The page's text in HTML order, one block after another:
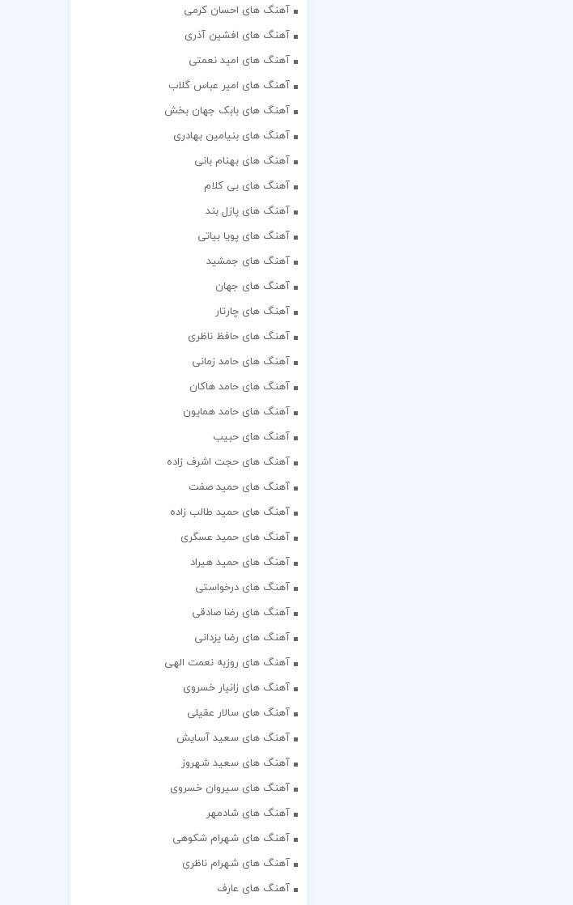
آهنگ های احسان کرمی
آهنگ های افشین آذری
آهنگ های امید نعمتی
آهنگ های امیر عباس گلاب
آهنگ های بابک جهان بخش
آهنگ های بنیامین بهادری
آهنگ های بهنام بانی
آهنگ های بی کلام
آهنگ های پازل بند
آهنگ های پویا بیاتی
آهنگ های جمشید
آهنگ های جهان
آهنگ های چارتار
آهنگ های حافظ ناظری
آهنگ های حامد زمانی
آهنگ های حامد هاکان
آهنگ های حامد همایون
آهنگ های حبیب
آهنگ های حجت اشرف زاده
آهنگ های حمید صفت
آهنگ های حمید طالب زاده
آهنگ های حمید عسگری
آهنگ های حمید هیراد
آهنگ های درخواستی
آهنگ های رضا صادقی
آهنگ های رضا یزدانی
آهنگ های روزبه نعمت الهی
آهنگ های زانیار خسروی
آهنگ های سالار عقیلی
آهنگ های سعید آسایش
آهنگ های سعید شهروز
آهنگ های سیروان خسروی
آهنگ های شادمهر
آهنگ های شهرام شکوهی
آهنگ های شهرام ناظری
آهنگ های عارف